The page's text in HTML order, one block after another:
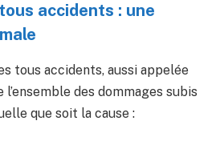
accidents : une
tous accidents, aussi appelée
l’ensemble des dommages subis
que soit la cause :